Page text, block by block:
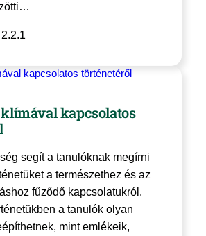
kapcsolatos
segít a tanulóknak megírni
a természethez és az
fűződő kapcsolatukról.
a tanulók olyan
mint emlékeik,